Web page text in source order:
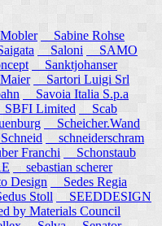
Sabine Rohse
Saloni
SAMO
Sanktjohanser
Sartori Luigi Srl
Savoia Italia S.p.a
Limited
Scab
Scheicher.Wand
schneiderschram
Franchi
Schonstaub
sebastian scherer
Design
Sedes Regia
Stoll
SEEDDESIGN
by Materials Council